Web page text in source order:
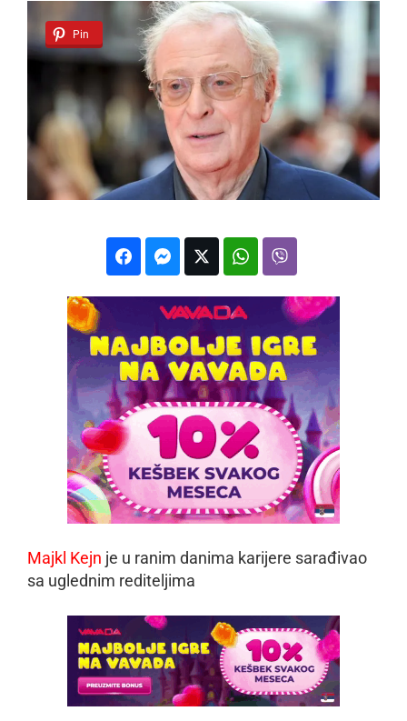
Pin
Majkl Kejn je u ranim danima karijere sarađivao
sa uglednim rediteljima